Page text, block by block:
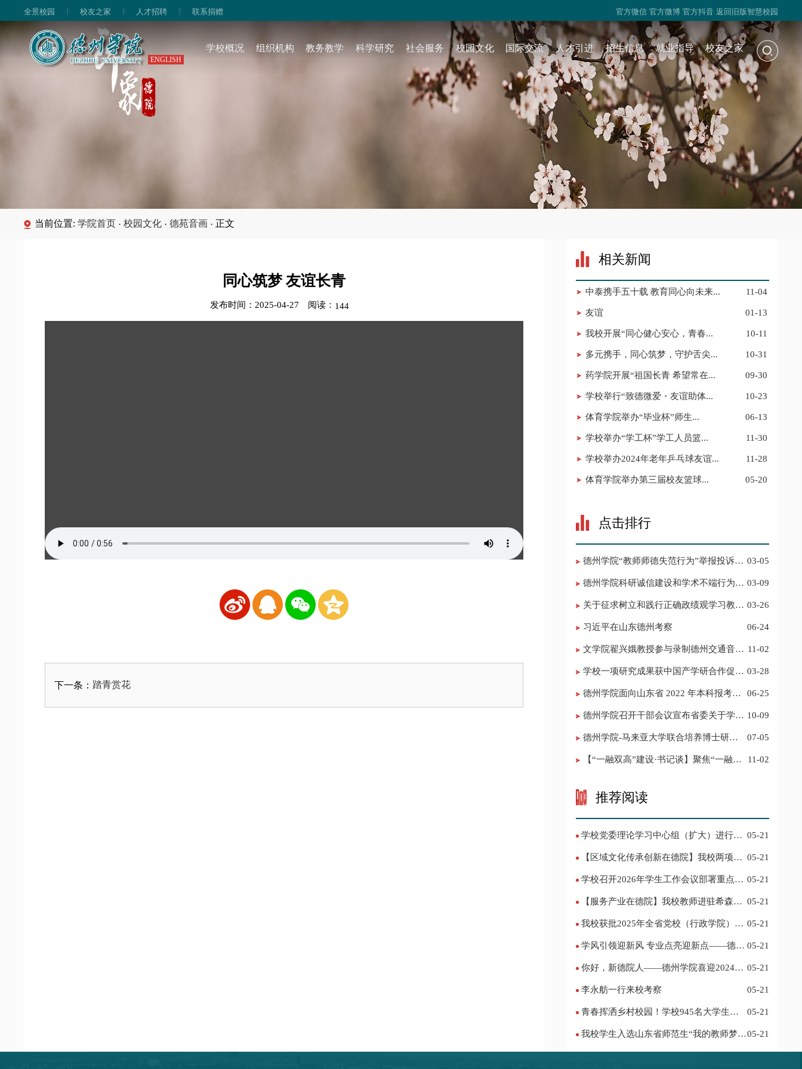
全景校园 | 校友之家 | 人才招聘 | 联系捐赠 官方微信 官方微博 官方抖音 返回旧版智慧校园
ENGLISH
学校概况 组织机构 教务教学 科学研究 社会服务 校园文化 国际交流 人才引进 招生信息 就业指导 校友之家
当前位置:学院首页 · 校园文化 · 德苑音画 · 正文
同心筑梦 友谊长青
发布时间：2025-04-27 阅读： 144
下一条： 踏青赏花
相关新闻
中泰携手五十载 教育同心向未来... 11-04
友谊 01-13
我校开展“同心健心安心，青春... 10-11
多元携手，同心筑梦，守护舌尖... 10-31
药学院开展“祖国长青 希望常在... 09-30
学校举行“致德微爱・友谊助体... 10-23
​体育学院举办“毕业杯”师生... 06-13
学校举办“学工杯”学工人员篮... 11-30
学校举办2024年老年乒乓球友谊... 11-28
​体育学院举办第三届校友篮球... 05-20
点击排行
03-05
03-09
03-26
习近平在山东德州考察 06-24
11-02
03-28
06-25
10-09
07-05
11-02
推荐阅读
学校党委理论学习中心组（扩大）进行集
05-21
【区域文化传承创新在德院】我校两项作
教育优秀名单
05-21
学校召开2026年学生工作会议部署重点工
05-21
【服务产业在德院】我校教师进驻希森博
05-21
我校获批2025年全省党校（行政学院）系
05-21
学风引领迎新风 专业点亮迎新点——德州
05-21
你好，新德院人——德州学院喜迎2024级
05-21
李永舫一行来校考察 05-21
青春挥洒乡村校园！学校945名大学生赴
05-21
我校学生入选山东省师范生“我的教师梦”
05-21